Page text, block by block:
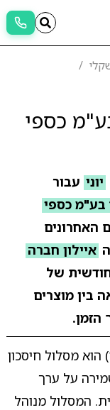
כספי
יוני עבור
בע"מ כספי
האחרונים
איילון חברה
של
בין מוצרים
הזמן.
מסלול חיסכון
על ערך
המסלול מנוהל